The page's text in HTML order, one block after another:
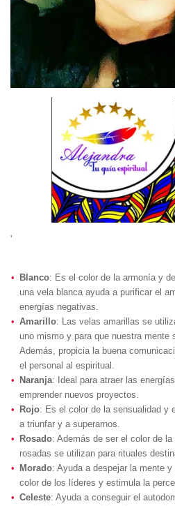
'
Blanco: Es el color de la armonía y
una vela blanca ayuda a purificar el
energías negativas.
Amarillo: Las velas amarillas se
uno mismo y para que nuestra mente
Además, propicia la buena
el personal al espiritual.
Naranja: Ideal para atraer las
emprender nuevos proyectos.
Rojo: Es el color de la sensualidad y
a triunfar y a superarnos.
Rosado: Además de ser el color de
rosadas se utilizan para rituales
Morado: Ayuda a despejar la mente
color de los líderes y estimula la
Celeste: Ayuda a conseguir el